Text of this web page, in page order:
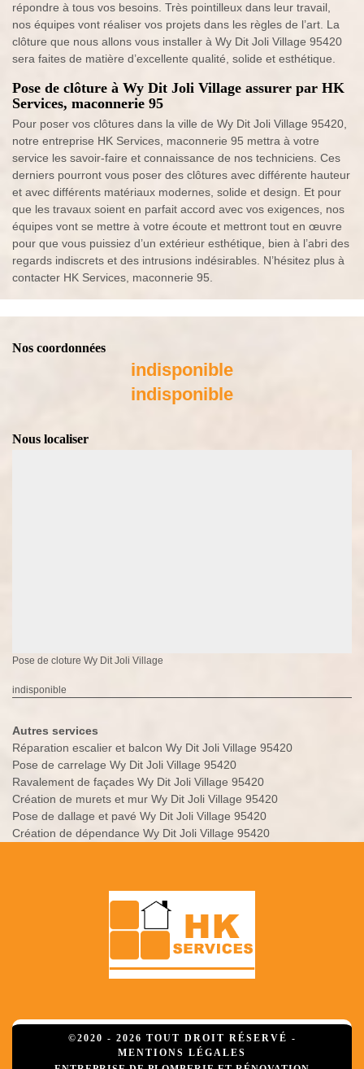
répondre à tous vos besoins. Très pointilleux dans leur travail,
nos équipes vont réaliser vos projets dans les règles de l’art. La
clôture que nous allons vous installer à Wy Dit Joli Village 95420
sera faites de matière d’excellente qualité, solide et esthétique.
Pose de clôture à Wy Dit Joli Village assurer par HK
Services, maconnerie 95
Pour poser vos clôtures dans la ville de Wy Dit Joli Village 95420,
notre entreprise HK Services, maconnerie 95 mettra à votre
service les savoir-faire et connaissance de nos techniciens. Ces
derniers pourront vous poser des clôtures avec différente hauteur
et avec différents matériaux modernes, solide et design. Et pour
que les travaux soient en parfait accord avec vos exigences, nos
équipes vont se mettre à votre écoute et mettront tout en œuvre
pour que vous puissiez d’un extérieur esthétique, bien à l’abri des
regards indiscrets et des intrusions indésirables. N’hésitez plus à
contacter HK Services, maconnerie 95.
Nos coordonnées
indisponible
indisponible
Nous localiser
Pose de cloture Wy Dit Joli Village
indisponible
Autres services
Réparation escalier et balcon Wy Dit Joli Village 95420
Pose de carrelage Wy Dit Joli Village 95420
Ravalement de façades Wy Dit Joli Village 95420
Création de murets et mur Wy Dit Joli Village 95420
Pose de dallage et pavé Wy Dit Joli Village 95420
Création de dépendance Wy Dit Joli Village 95420
©2020 - 2026 TOUT DROIT RÉSERVÉ -
MENTIONS LÉGALES